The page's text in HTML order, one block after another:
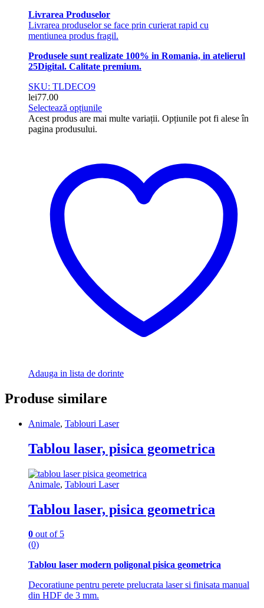
Livrarea Produselor
Livrarea produselor se face prin curierat rapid cu
mentiunea produs fragil.
Produsele sunt realizate 100% in Romania, in atelierul
25Digital. Calitate premium.
SKU: TLDECO9
lei77.00
Selectează opțiunile
Acest produs are mai multe variații. Opțiunile pot fi alese în
pagina produsului.
Adauga in lista de dorinte
Produse similare
Animale, Tablouri Laser
Tablou laser, pisica geometrica
Animale, Tablouri Laser
Tablou laser, pisica geometrica
0 out of 5
(0)
Tablou laser modern poligonal pisica geometrica
Decoratiune pentru perete prelucrata laser si finisata manual
din HDF de 3 mm.